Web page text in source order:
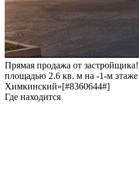
Прямая продажа от
площадью 2.6 кв. м на -1-м
Химкинский»[#8360644#]
Где находится